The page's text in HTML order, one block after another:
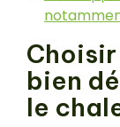
bien
le